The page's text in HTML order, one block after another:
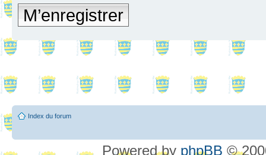
M’enregistrer
Index du forum
Powered by phpBB ©